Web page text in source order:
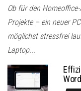
Ob für den
Projekte – ein neuer
möglichst stressfrei
Laptop...